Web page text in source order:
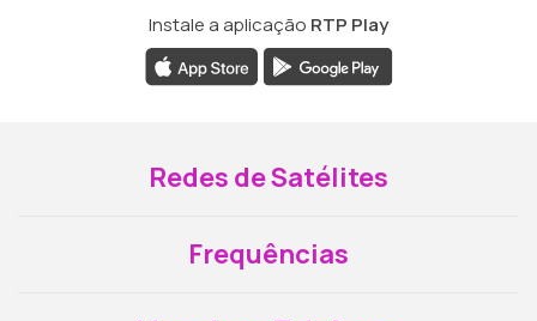
Instale a aplicação RTP Play
Redes de Satélites
Frequências